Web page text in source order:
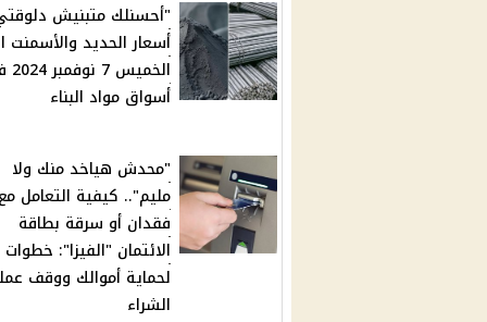
"أحسنلك متبنيش
أسعار الحديد والأسمنت
أسواق مواد البناء
"محدش هياخد منك ولا
مليم".. كيفية التعامل
فقدان أو سرقة بطاقة
الائتمان "الفيزا": خطوات
لحماية أموالك ووقف
الشراء